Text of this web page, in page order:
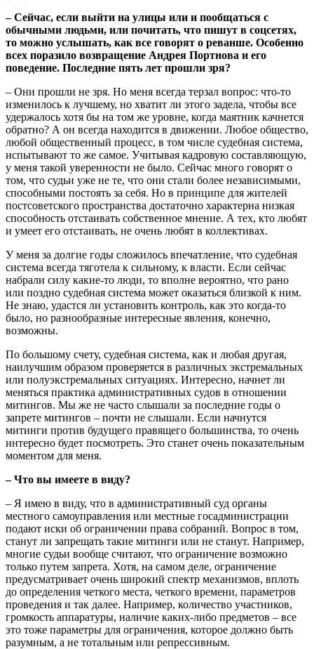
– Сейчас, если выйти на улицы или и пообщаться с
обычными людьми, или почитать, что пишут в соцсетях,
то можно услышать, как все говорят о реванше. Особенно
всех поразило возвращение Андрея Портнова и его
поведение. Последние пять лет прошли зря?
– Они прошли не зря. Но меня всегда терзал вопрос: что-то
изменилось к лучшему, но хватит ли этого задела, чтобы все
удержалось хотя бы на том же уровне, когда маятник качнется
обратно? А он всегда находится в движении. Любое общество,
любой общественный процесс, в том числе судебная система,
испытывают то же самое. Учитывая кадровую составляющую,
у меня такой уверенности не было. Сейчас много говорят о
том, что судьи уже не те, что они стали более независимыми,
способными постоять за себя. Но в принципе для жителей
постсоветского пространства достаточно характерна низкая
способность отстаивать собственное мнение. А тех, кто любят
и умеет его отстаивать, не очень любят в коллективах.
У меня за долгие годы сложилось впечатление, что судебная
система всегда тяготела к сильному, к власти. Если сейчас
набрали силу какие-то люди, то вполне вероятно, что рано
или поздно судебная система может оказаться близкой к ним.
Не знаю, удастся ли установить контроль, как это когда-то
было, но разнообразные интересные явления, конечно,
возможны.
По большому счету, судебная система, как и любая другая,
наилучшим образом проверяется в различных экстремальных
или полуэкстремальных ситуациях. Интересно, начнет ли
меняться практика административных судов в отношении
митингов. Мы же не часто слышали за последние годы о
запрете митингов – почти не слышали. Если начнутся
митинги против будущего правящего большинства, то очень
интересно будет посмотреть. Это станет очень показательным
моментом для меня.
– Что вы имеете в виду?
– Я имею в виду, что в административный суд органы
местного самоуправления или местные госадминистрации
подают иски об ограничении права собраний. Вопрос в том,
станут ли запрещать такие митинги или не станут. Например,
многие судьи вообще считают, что ограничение возможно
только путем запрета. Хотя, на самом деле, ограничение
предусматривает очень широкий спектр механизмов, вплоть
до определения четкого места, четкого времени, параметров
проведения и так далее. Например, количество участников,
громкость аппаратуры, наличие каких-либо предметов – все
это тоже параметры для ограничения, которое должно быть
разумным, а не тотальным или репрессивным.